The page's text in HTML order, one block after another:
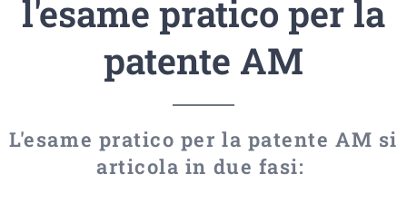
l'esame pratico per la
patente AM
L'esame pratico per la patente AM si
articola in due fasi: